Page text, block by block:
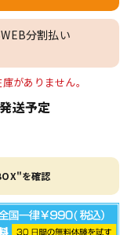
分割払い
がありません。
送予定
を確認